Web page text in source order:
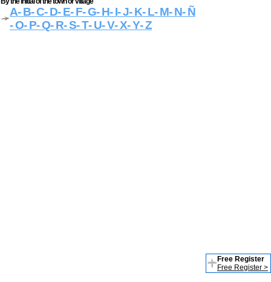
A- B- C- D- E- F- G- H- I- J- K- L- M- N- Ñ
- O- P- Q- R- S- T- U- V- X- Y- Z
Free Register
Free Register >